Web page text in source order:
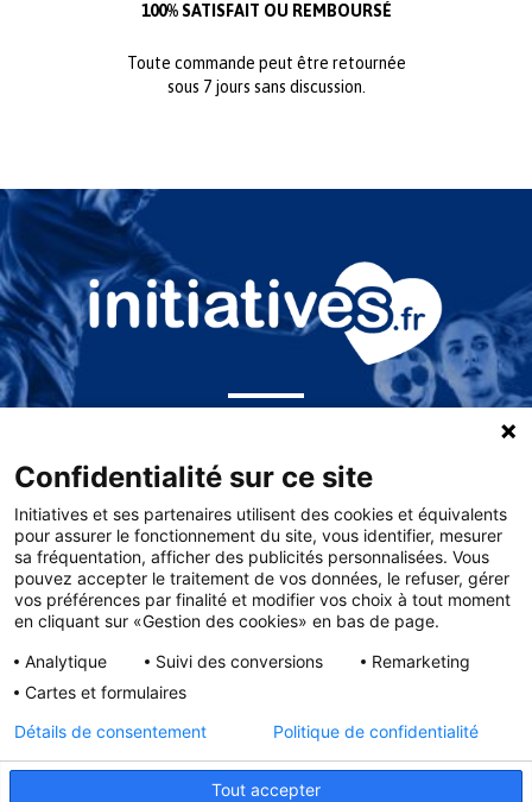
100% SATISFAIT OU REMBOURSÉ
Toute commande peut être retournée
sous 7 jours sans discussion.
FÉDÉRATIONS
ETLIGUES SPORTIVES
Confidentialité sur ce site
Initiatives et ses partenaires utilisent des cookies et équivalents
pour assurer le fonctionnement du site, vous identifier, mesurer
sa fréquentation, afficher des publicités personnalisées. Vous
pouvez accepter le traitement de vos données, le refuser, gérer
vos préférences par finalité et modifier vos choix à tout moment
en cliquant sur «Gestion des cookies» en bas de page.
Analytique
Suivi des conversions
Remarketing
Cartes et formulaires
Tout accepter
Détails de consentement Politique de confidentialité